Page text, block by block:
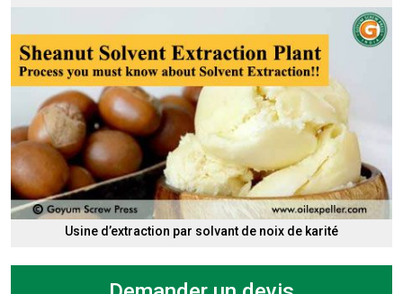
Usine d’extraction par solvant de noix de karité